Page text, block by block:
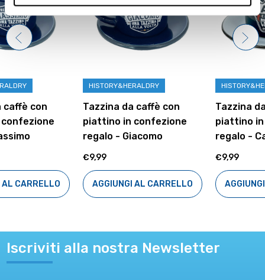
HISTORY&HERALDRY
Tazzina da caffè con
piattino in confezione
regalo - Giacomo
AGGIUNGI AL CARRELLO
HISTORY&HERALDRY
Tazzina da caffè con
piattino in confezione
regalo - Carlo
AGGIUNGI AL CARRELLO
Iscriviti alla nostra Newsletter